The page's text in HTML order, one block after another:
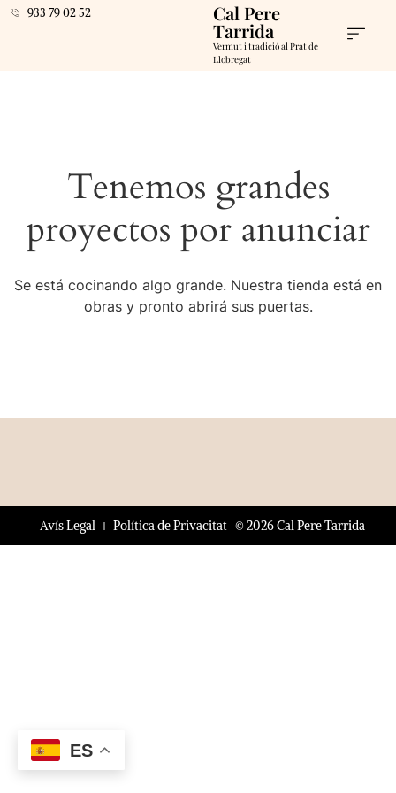
933 79 02 52 Cal Pere
Tarrida
Vermut i tradició al Prat de
Llobregat
Tenemos grandes
proyectos por anunciar
Se está cocinando algo grande. Nuestra tienda está en
obras y pronto abrirá sus puertas.
© 2026 Cal Pere Tarrida
Avís Legal Política de Privacitat
ES